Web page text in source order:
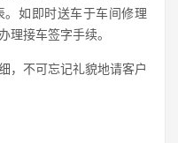
如即时送车于车间修理
理接车签字手续。
，不可忘记礼貌地请客户